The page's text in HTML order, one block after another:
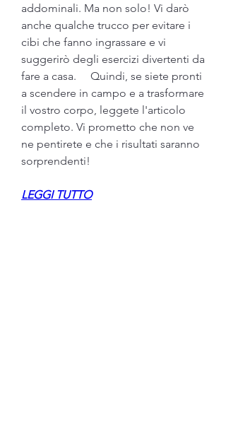
addominali. Ma non solo! Vi darò
anche qualche trucco per evitare i
cibi che fanno ingrassare e vi
suggerirò degli esercizi divertenti da
fare a casa.     Quindi, se siete pronti
a scendere in campo e a trasformare
il vostro corpo, leggete l'articolo
completo. Vi prometto che non ve
ne pentirete e che i risultati saranno
sorprendenti!
LEGGI TUTTO